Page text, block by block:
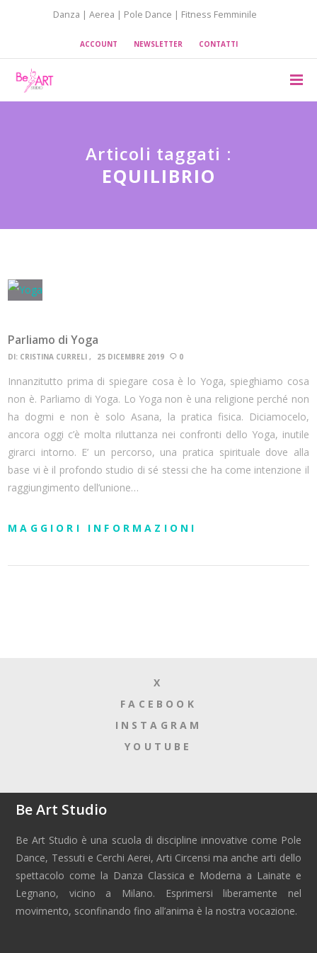
Danza | Aerea | Pole Dance | Fitness Femminile
ACCOUNT NEWSLETTER CONTATTI
Articoli taggati :
EQUILIBRIO
Parliamo di Yoga
DI: CRISTINA CURRELI 25 DICEMBRE 2019 0
Innanzitutto prima di spiegare cosa è lo Yoga, spieghiamo cosa
non è. Parliamo di Yoga. Lo Yoga non è una religione perché non
ha dogmi e non è solo Asana, la pratica fisica. Diciamocelo,
ancora oggi c’è molta riluttanza nei confronti dello Yoga, inutile
girarci intorno. E’ un percorso, una pratica spirituale dove alla
base vi è il profondo studio di sé stessi che ha come intenzione il
raggiungimento dell’unione…
MAGGIORI INFORMAZIONI
X
FACEBOOK
INSTAGRAM
YOUTUBE
Be Art Studio
Be Art Studio è una scuola di discipline innovative come Pole
Dance, Tessuti e Cerchi Aerei, Arti Circensi ma anche arti dello
spettacolo come la Danza Classica e Moderna a Lainate e
Legnano, vicino a Milano. Esprimersi liberamente nel
movimento, sconfinando fino all’anima è la nostra vocazione.